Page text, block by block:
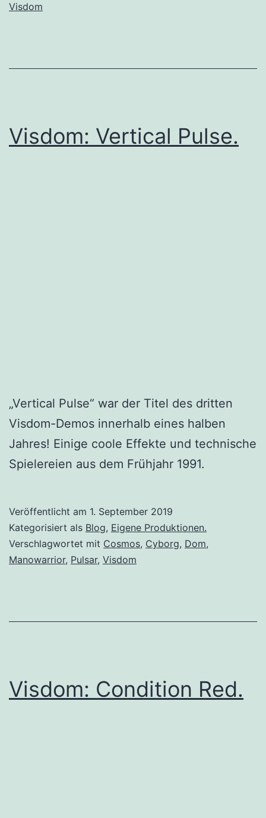
Visdom
Visdom: Vertical Pulse.
„Vertical Pulse“ war der Titel des dritten
Visdom-Demos innerhalb eines halben
Jahres! Einige coole Effekte und technische
Spielereien aus dem Frühjahr 1991.
Veröffentlicht am 1. September 2019
Kategorisiert als Blog, Eigene Produktionen.
Verschlagwortet mit Cosmos, Cyborg, Dom,
Manowarrior, Pulsar, Visdom
Visdom: Condition Red.